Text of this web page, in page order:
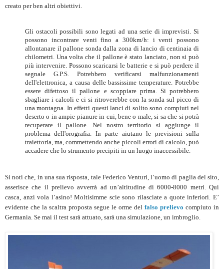
creato per ben altri obiettivi.
Gli ostacoli possibili sono legati ad una serie di imprevisti. Si
possono incontrare venti fino a 300km/h: i venti possono
allontanare il pallone sonda dalla zona di lancio di centinaia di
chilometri. Una volta che il pallone è stato lanciato, non si può
più intervenire. Possono scaricarsi le batterie e si può perdere il
segnale G.P.S. Potrebbero verificarsi malfunzionamenti
dell'elettronica, a causa delle bassissime temperature. Potrebbe
essere difettoso il pallone e scoppiare prima. Si potrebbero
sbagliare i calcoli e ci si ritroverebbe con la sonda sul picco di
una montagna. In effetti questi lanci di solito sono compiuti nel
deserto o in ampie pianure in cui, bene o male, si sa che si potrà
recuperare il pallone. Nel nostro territorio si aggiunge il
problema dell'orografia. In parte aiutano le previsioni sulla
traiettoria, ma, commettendo anche piccoli errori di calcolo, può
accadere che lo strumento precipiti in un luogo inaccessibile.
Si noti che, in una sua risposta, tale Federico Venturi, l’uomo di paglia del sito,
asserisce che il prelievo avverrà ad un’altitudine di 6000-8000 metri. Qui
casca, anzi vola l’asino! Moltisimme scie sono rilasciate a quote inferiori. E’
evidente che la scaltra proposta segue le orme del falso prelievo compiuto in
Germania. Se mai il test sarà attuato, sarà una simulazione, un imbroglio.